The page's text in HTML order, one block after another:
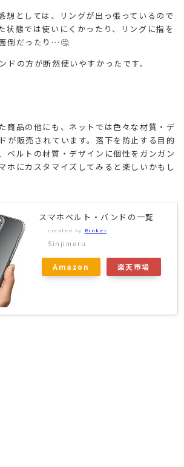
想としては、リングが出っ張っているので
状態では使いにくかったり、リングに指を
倒だったり…🤔
ドの方が断然使いやすかったです。
商品の他にも、ネットでは色々な材質・デ
が販売されています。落下を防止する目的
ベルトの材質・デザインに個性をガンガン
ホにカスタマイズしてみると楽しいかもし
スマホベルト・バンドの一覧
created by Rinker
Sinjimoru
Amazon 楽天市場